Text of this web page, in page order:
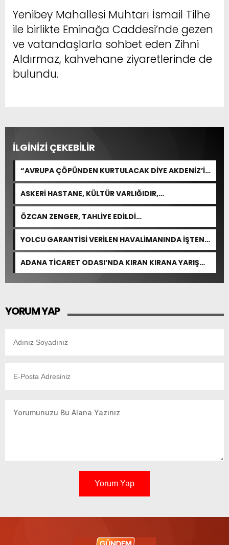
Yenibey Mahallesi Muhtarı İsmail Tilhe
ile birlikte Eminağa Caddesi’nde gezen
ve vatandaşlarla sohbet eden Zihni
Aldırmaz, kahvehane ziyaretlerinde de
bulundu.
İLGİNİZİ ÇEKEBİLİR
“AVRUPA ÇÖPÜNDEN KURTULACAK DİYE AKDENİZ’İ
FEDA EDEMEZSİNİZ!”
ASKERİ HASTANE, KÜLTÜR VARLIĞIDIR,
ÖZELLEŞTİRİLEMEZ!
ÖZCAN ZENGER, TAHLİYE EDİLDİ…
YOLCU GARANTİSİ VERİLEN HAVALİMANINDA İŞTEN
ÇIKARMA VAR
ADANA TİCARET ODASI’NDA KIRAN KIRANA YARIŞ
BEKLENİYOR
YORUM YAP
Yorum Yap